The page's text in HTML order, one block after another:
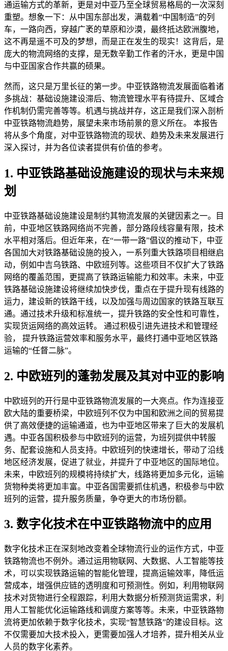
通运输方式的革新，更是对中亚乃至全球贸易格局的一次深刻
重塑。想象一下：从中国东部出发，满载着“中国制造”的列
车，一路向西，穿越广袤的草原和沙漠，最终抵达欧洲腹地，
这不再是遥不可及的梦想，而是正在发生的现实！这背后，是
庞大的物流网络的支撑，是无数辛勤工作者的汗水，更是中国
与中亚国家合作共赢的硕果。
然而，这只是万里长征的第一步。中亚铁路物流发展面临着诸
多挑战：基础设施建设滞后、物流管理水平有待提升、区域合
作机制仍需完善等等。机遇与挑战并存，这正是我们深入剖析
中亚铁路物流趋势，展望未来市场前景的意义所在。 本报告
将从多个角度，对中亚铁路物流的现状、趋势及未来发展进行
深入探讨，并为各位读者提供有价值的参考。
1. 中亚铁路基础设施建设的现状与未来规
划
中亚铁路基础设施建设是制约其物流发展的关键因素之一。目
前，中亚地区铁路网络尚不完善，部分路段线容量有限，技术
水平相对落后。但近年来，在“一带一路”倡议的推动下，中亚
各国加大对铁路基础设施的投入，一系列重大铁路项目相继启
动，例如中吉乌铁路、中欧班列等。这些项目不仅扩大了铁路
网络的覆盖范围，更提高了铁路运输能力和效率。未来，中亚
铁路基础设施建设将继续加快步伐，重点在于提升现有线路的
运力，建设新的铁路干线，以及加强与周边国家的铁路互联互
通。通过技术升级和标准统一，提升铁路的安全性和可靠性，
实现货运网络的高效运转。 通过积极引进先进技术和管理经
验， 提升铁路运营效率和服务水平，最终打通中亚地区铁路
运输的“任督二脉”。
2. 中欧班列的蓬勃发展及其对中亚的影响
中欧班列的开行是中亚铁路物流发展的一大亮点。作为连接亚
欧大陆的重要桥梁，中欧班列不仅为中国和欧洲之间的贸易提
供了高效便捷的运输通道，也为中亚地区带来了巨大的发展机
遇。中亚各国积极参与中欧班列的运营，为班列提供中转服
务、配套设施和人员支持。中欧班列的快速增长，带动了沿线
地区经济发展，促进了就业，并提升了中亚地区的国际地位。
未来，中欧班列的规模将持续扩大，线路将更加多元化，运输
货物种类将更加丰富。中亚各国需要抓住机遇，积极参与中欧
班列的运营，提升服务质量，争夺更大的市场份额。
3. 数字化技术在中亚铁路物流中的应用
数字化技术正在深刻地改变着全球物流行业的运作方式，中亚
铁路物流也不例外。通过运用物联网、大数据、人工智能等技
术，可以实现铁路运输的智能化管理，提高运输效率，降低运
营成本，增强供应链的透明度和可预测性。例如，利用物联网
技术对货物进行全程跟踪，利用大数据分析预测货运需求，利
用人工智能优化运输路线和调度方案等等。未来，中亚铁路物
流将更加依赖于数字化技术，实现“智慧铁路”的建设目标。这
不仅需要加大技术投入，更需要加强人才培养，提升相关从业
人员的数字化素养。